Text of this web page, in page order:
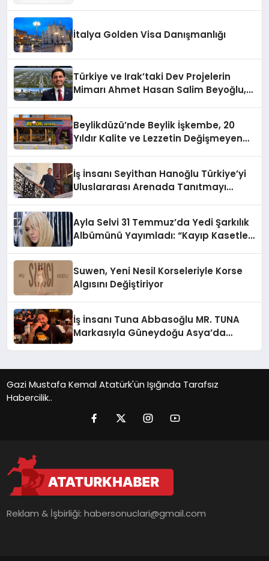
İtalya Golden Visa Danışmanlığı
Türkiye ve Irak’taki Dev Projelerin
Mimarı Ahmet Hasan Salim Beyoğlu,
Hayata Geçirecek
Beylikdüzü’nde Beylik İşkembe, 20
Yıldır Kalite ve Lezzetin Değişmeyen
İş İnsanı Seyithan Hanoğlu Türkiye’yi
Uluslararası Arenada Tanıtmayı
Ayla Selvi 31 Temmuz’da Yedi Şarkılık
Albümünü Yayımladı: “Kayıp Kasetler
Suwen, Yeni Nesil Korseleriyle Korse
Algısını Değiştiriyor
İş İnsanı Tuna Abbasoğlu MR. TUNA
Markasıyla Güneydoğu Asya’da
Gazi Mustafa Kemal Atatürk'ün Işığında Tarafsız
Habercilik..
Reklam & İşbirliği:habersonuclari@gmail.com